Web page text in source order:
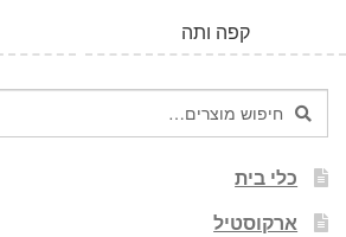
קפה ותה
חיפוש
עבור:
חיפוש
כלי בית
ארקוסטיל